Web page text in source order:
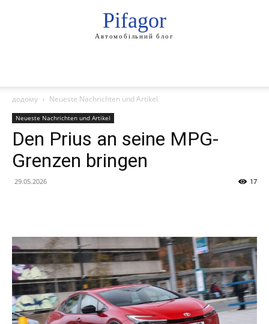
Pifagor
Автомобільний блог
додому Neueste Nachrichten und Artikel
Neueste Nachrichten und Artikel
Den Prius an seine MPG-
Grenzen bringen
29.05.2026 17